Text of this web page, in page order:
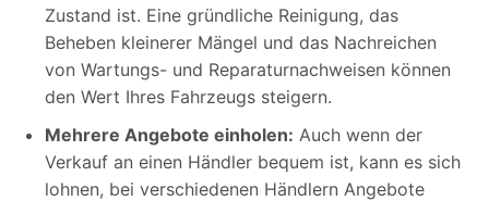
Zustand ist. Eine gründliche Reinigung, das
Beheben kleinerer Mängel und das Nachreichen
von Wartungs- und Reparaturnachweisen können
den Wert Ihres Fahrzeugs steigern.
Mehrere Angebote einholen: Auch wenn der
Verkauf an einen Händler bequem ist, kann es sich
lohnen, bei verschiedenen Händlern Angebote